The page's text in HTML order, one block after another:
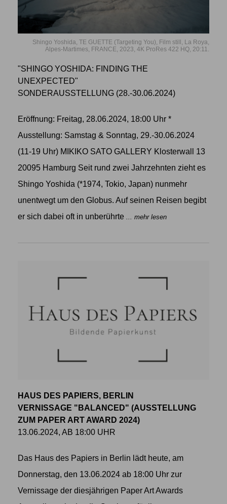
Shingo Yoshida, TE GUETTE (Targeting You), Film still, La Roya,
Alpes-Martimes, FRANCE, 2023, 4K ProRes 422 HQ, 20:11.
"SHINGO YOSHIDA: FINDING THE
UNEXPECTED"
SONDERAUSSTELLUNG (28.-30.06.2024)
Eröffnung: Freitag, 28.06.2024, 18:00 Uhr *
Ausstellung: Samstag & Sonntag, 29.-30.06.2024
(11-19 Uhr) MIKIKO SATO GALLERY Klosterwall 13
20095 Hamburg Seit rund zwei Jahrzehnten zieht es
Shingo Yoshida (*1974, Tokio, Japan) nunmehr
unentwegt um den Globus. Auf seinen Reisen begibt
er sich dabei oft in unberührte ... mehr lesen
HAUS DES PAPIERS, BERLIN
VERNISSAGE "BALANCED" (AUSSTELLUNG
ZUM PAPER ART AWARD 2024)
13.06.2024, AB 18:00 UHR
Das Haus des Papiers in Berlin lädt heute, am
Donnerstag, den 13.06.2024 ab 18:00 Uhr zur
Vernissage der diesjährigen Paper Art Awards